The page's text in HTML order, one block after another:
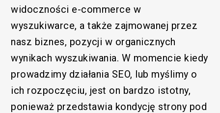
widoczności e-commerce w
wyszukiwarce, a także zajmowanej przez
nasz biznes, pozycji w organicznych
wynikach wyszukiwania. W momencie kiedy
prowadzimy działania SEO, lub myślimy o
ich rozpoczęciu, jest on bardzo istotny,
ponieważ przedstawia kondycję strony pod